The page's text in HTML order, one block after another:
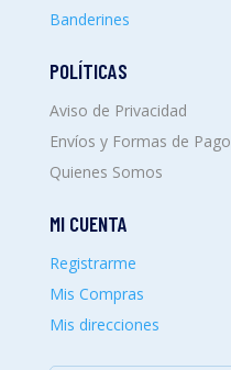
Banderines
POLÍTICAS
Aviso de Privacidad
Envíos y Formas de Pago
Quienes Somos
MI CUENTA
Registrarme
Mis Compras
Mis direcciones